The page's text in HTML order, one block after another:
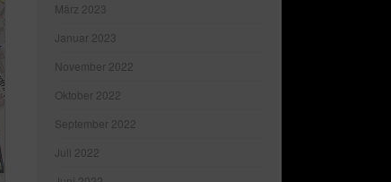
März 2023
Januar 2023
November 2022
Oktober 2022
September 2022
Juli 2022